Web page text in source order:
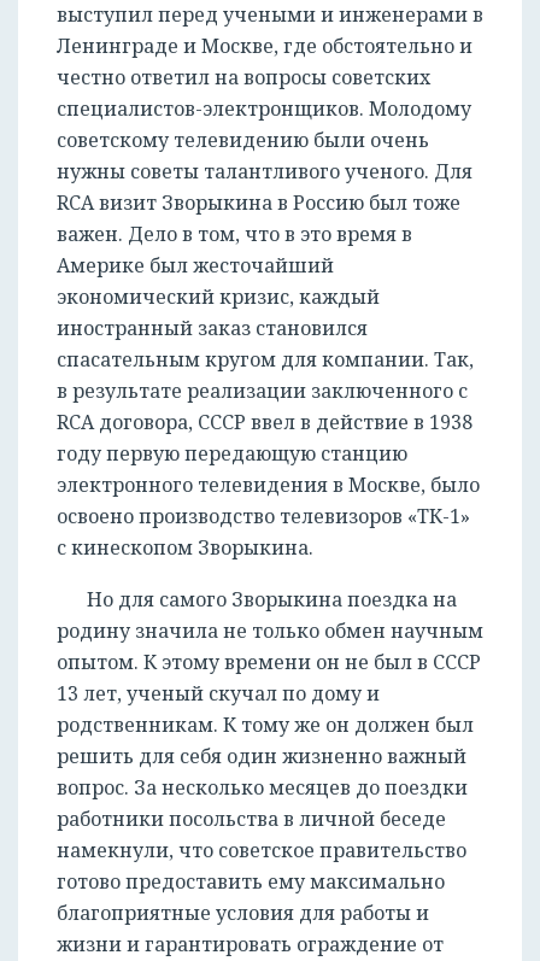
выступил перед учеными и инженерами в
Ленинграде и Москве, где обстоятельно и
честно ответил на вопросы советских
специалистов-электронщиков. Молодому
советскому телевидению были очень
нужны советы талантливого ученого. Для
RCA визит Зворыкина в Россию был тоже
важен. Дело в том, что в это время в
Америке был жесточайший
экономический кризис, каждый
иностранный заказ становился
спасательным кругом для компании. Так,
в результате реализации заключенного с
RCA договора, СССР ввел в действие в 1938
году первую передающую станцию
электронного телевидения в Москве, было
освоено производство телевизоров «ТК-1»
с кинескопом Зворыкина.
Но для самого Зворыкина поездка на
родину значила не только обмен научным
опытом. К этому времени он не был в СССР
13 лет, ученый скучал по дому и
родственникам. К тому же он должен был
решить для себя один жизненно важный
вопрос. За несколько месяцев до поездки
работники посольства в личной беседе
намекнули, что советское правительство
готово предоставить ему максимально
благоприятные условия для работы и
жизни и гарантировать ограждение от